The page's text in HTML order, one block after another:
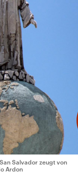
Salvador zeugt von
Ardon